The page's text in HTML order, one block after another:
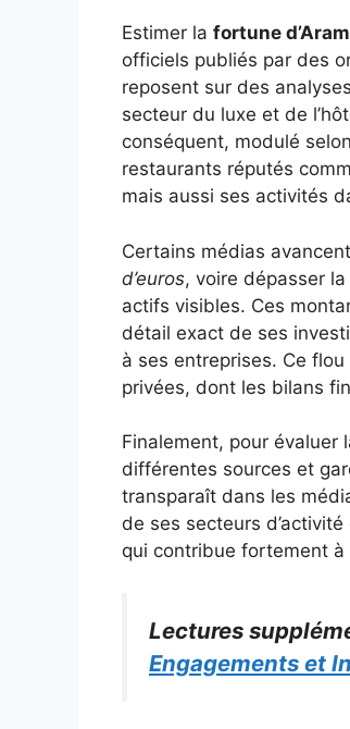
Estimer la fortune
officiels publiés par des
reposent sur des
secteur du luxe et de
conséquent, modulé
restaurants réputés
mais aussi ses activités
Certains médias
d’euros, voire dépasser
actifs visibles. Ces
détail exact de ses
à ses entreprises. Ce
privées, dont les bilans
Finalement, pour évaluer
différentes sources et
transparaît dans les
de ses secteurs
qui contribue fortement
Lectures
Engagements et